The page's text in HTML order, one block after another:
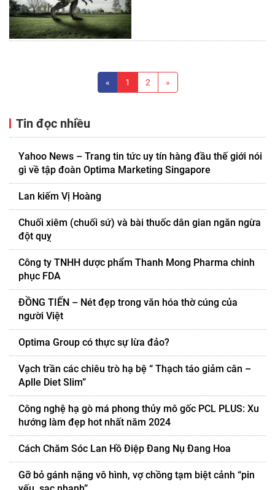
« 1 2 »
Tin đọc nhiều
Yahoo News – Trang tin tức uy tín hàng đầu thế giới nói
gì về tập đoàn Optima Marketing Singapore
Lan kiếm Vị Hoàng
Chuối xiêm (chuối sứ) và bài thuốc dân gian ngăn ngừa
đột quỵ
Công ty TNHH dược phẩm Thanh Mong Pharma chinh
phục FDA
ĐỒNG TIẾN – Nét đẹp trong văn hóa thờ cúng của
người Việt
Optima Group có thực sự lừa đảo?
Vạch trần các chiêu trò hạ bệ “ Thạch táo giảm cân –
Aplle Diet Slim”
Công nghệ hạ gò má phong thủy mô gốc PCL PLUS: Xu
hướng làm đẹp hot nhất năm 2024
Cách Chăm Sóc Lan Hồ Điệp Đang Nụ Đang Hoa
Gỡ bỏ gánh nặng vô hình, vợ chồng tạm biệt cảnh “pin